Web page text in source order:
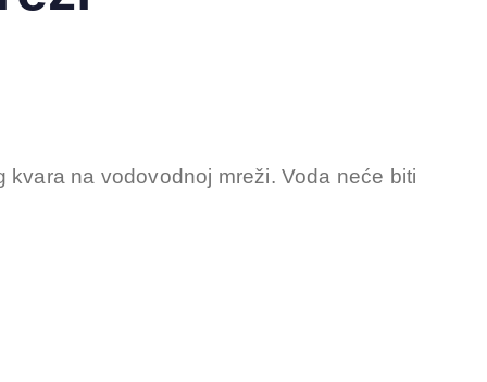
na vodovodnoj mreži. Voda neće biti